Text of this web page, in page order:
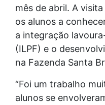
mês de abril. A
os alunos a
a integração
(ILPF) e o
na Fazenda Santa
“Foi um trabalho
alunos se